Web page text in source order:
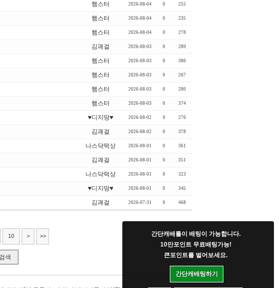
햄스터 2026-08-04 0 255
햄스터 2026-08-04 0 235
햄스터 2026-08-04 0 278
김괘걸 2026-08-03 0 289
햄스터 2026-08-03 0 386
햄스터 2026-08-03 0 267
햄스터 2026-08-03 0 280
햄스터 2026-08-03 0 374
♥디지땅♥ 2026-08-02 0 276
김괘걸 2026-08-02 0 378
나스닥떡상 2026-08-01 0 361
김괘걸 2026-08-01 0 351
나스닥떡상 2026-08-01 0 323
♥디지땅♥ 2026-08-01 0 345
김괘걸 2026-07-31 0 468
10 > >>
검색
간단캐배틀이 배팅이 가능합니다.
10만포인트 무료배팅가능!
큰포인트를 벌어보세요.
간단캐배팅하기